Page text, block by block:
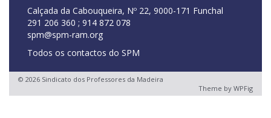
Calçada da Cabouqueira, Nº 22, 9000-171 Funchal
291 206 360 ; 914 872 078
spm@spm-ram.org
Todos os contactos do SPM
© 2026 Sindicato dos Professores da Madeira
Theme by WPFig